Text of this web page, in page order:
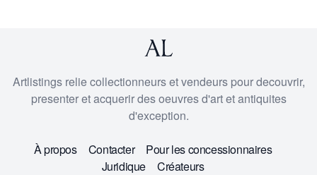
Artlistings relie collectionneurs et vendeurs pour decouvrir,
presenter et acquerir des oeuvres d'art et antiquites
d'exception.
À propos Contacter
Pour les concessionnaires
Juridique
Créateurs